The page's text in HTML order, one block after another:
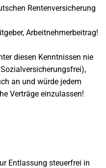
Rentenversicherung
Arbeitnehmerbeitrag!
diesen Kenntnissen nie
an und würde jedem
Verträge einzulassen!
Entlassung steuerfrei in